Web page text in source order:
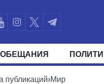
ОБЕЩАНИЯ
ПОЛИТИКИ ПРЕЗИДЕНТ И
публикаций›Мир